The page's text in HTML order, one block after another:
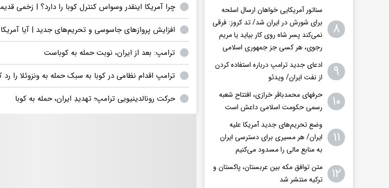
چرا آمریکا اینقدر وسواس کنترل کوبا را دارد؟ | زخمی
افزایش پروازهای جاسوسی و تحریم‌های جدید | آیا
ترامپ: بعد از ایران، نوبت حمله به کوباست
ترامپ اقدام نظامی در کوبا به سبک حمله به ونزوئلا را رد
حرکت رونالدینیویی ترامپ؛ تهدیدِ ایران، حمله به کوبا
۸
سناتور آمریکایی خواهان ارسال اسلحه
برای شورش در ایران شد/ تد کروز: فرقی
نمی‌کند پسر شاه روی کار بیاید یا مریم
رجوی، هر کسی جز جمهوری اسلامی
۹
ادعای جدید ترامپ درباره استفاده کردن
از نفت ایران/ ویدئو
۱۰
حرفهای محمدباقر خرازی، افتتاح شعبه
رسمی حکومت اسلامی داعش است
۱۱
وضع تحریم‌های جدید آمریکا علیه
ایران/ هر مسیری برای دسترسی ایران
به منابع مالی را مسدود می‌کنیم
۱۲
متن توافق مکه بین عربستان، پاکستان و
ترکیه منتشر شد